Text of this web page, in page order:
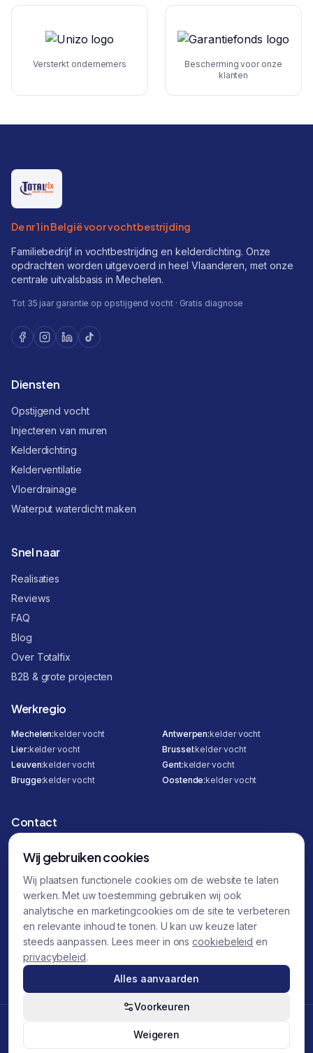
Versterkt ondernemers
Bescherming voor onze
klanten
De nr 1 in België voor vochtbestrijding
Familiebedrijf in vochtbestrijding en kelderdichting. Onze
opdrachten worden uitgevoerd in heel Vlaanderen, met onze
centrale uitvalsbasis in Mechelen.
Tot 35 jaar garantie op opstijgend vocht · Gratis diagnose
Diensten
Opstijgend vocht
Injecteren van muren
Kelderdichting
Kelderventilatie
Vloerdrainage
Waterput waterdicht maken
Snel naar
Realisaties
Reviews
FAQ
Blog
Over Totalfix
B2B & grote projecten
Werkregio
Mechelen:kelder·vocht Antwerpen:kelder·vocht
Lier:kelder·vocht Brussel:kelder·vocht
Leuven:kelder·vocht Gent:kelder·vocht
Brugge:kelder·vocht Oostende:kelder·vocht
Contact
2800 Mechelen
0471 12 30 00
0470 87 32 45
info@totalfix.be
BTW
BE 0458.845.434
Daszekerda Marketing
PrivacyAlgemene voorwaardenCookiesCookievoorkeuren
Wij gebruiken cookies
Wij plaatsen functionele cookies om de website te laten
werken. Met uw toestemming gebruiken wij ook
analytische en marketingcookies om de site te verbeteren
en relevante inhoud te tonen. U kan uw keuze later
steeds aanpassen. Lees meer in ons cookiebeleid en
privacybeleid.
Weigeren
Voorkeuren
Alles aanvaarden